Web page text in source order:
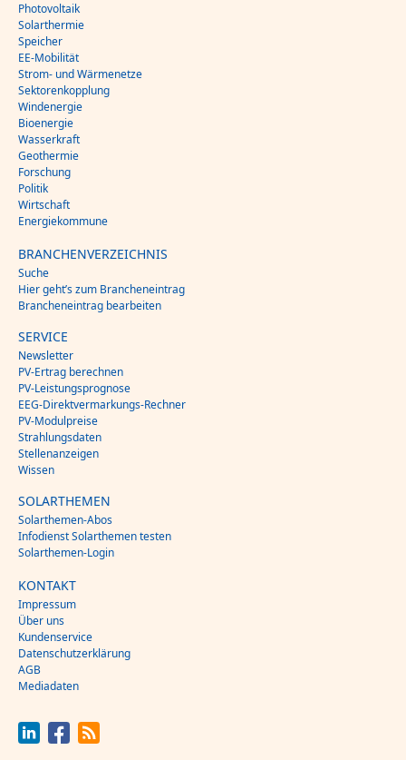
Photovoltaik
Solarthermie
Speicher
EE-Mobilität
Strom- und Wärmenetze
Sektorenkopplung
Windenergie
Bioenergie
Wasserkraft
Geothermie
Forschung
Politik
Wirtschaft
Energiekommune
BRANCHENVERZEICHNIS
Suche
Hier geht’s zum Brancheneintrag
Brancheneintrag bearbeiten
SERVICE
Newsletter
PV-Ertrag berechnen
PV-Leistungsprognose
EEG-Direktvermarkungs-Rechner
PV-Modulpreise
Strahlungsdaten
Stellenanzeigen
Wissen
SOLARTHEMEN
Solarthemen-Abos
Infodienst Solarthemen testen
Solarthemen-Login
KONTAKT
Impressum
Über uns
Kundenservice
Datenschutzerklärung
AGB
Mediadaten